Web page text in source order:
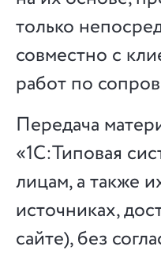
только
совместно с
работ по
Передача
«1С:Типовая
лицам, а также
источниках,
сайте), без